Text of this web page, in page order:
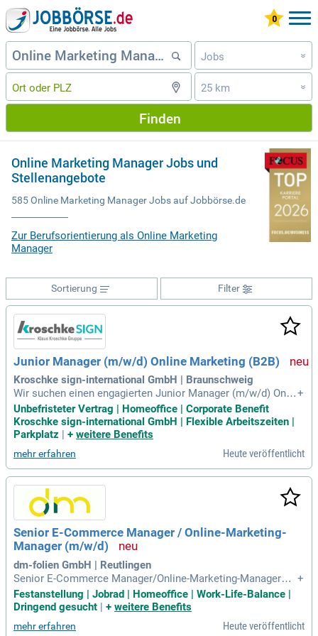
Jobs »
25 km »
Finden
Online Marketing Manager Jobs und
Stellenangebote
585 Online Marketing Manager Jobs auf Jobbörse.de
Zur Berufsorientierung als Online Marketing
Manager
Filter
Sortierung
Junior Manager (m/w/d) Online Marketing (B2B)
Kroschke sign-international GmbH | Braunschweig
Wir suchen einen engagierten Junior Manager (m/w/d) Onlin
e Marketing in Braunschweig, der unser Team in Vollzeit ver
stärkt. Deine Hauptaufgaben umfassen die Planung und den
Versand zielgerichteter Newsletter sowie automatisierter K
ich. Du konzipierst effektive E-Mail-Marketing-Kampagnen, d
ie die Abverkäufe steigern und die Kundenbindung fördern. D
abei arbeitest Du eng mit dem Vertrieb zusammen, um Mark
eting-Maßnahmen optimal zu gestalten. In Deiner Rolle erst
ellst Du workflows im E-Mail-Marketing-Tool und führst A/B
-Tests durch, um wertvolle Erkenntnisse zu gewinnen. Bewir
b Dich jetzt und gestalte unseren gemeinsamen Erfolg!
+
Unbefristeter Vertrag | Homeoffice | Corporate Benefit
Kroschke sign-international GmbH | Flexible Arbeitszeiten |
Parkplatz
+ weitere Benefits
mehr erfahren Heute veröffentlicht
Senior E-Commerce Manager / Online-Marketing-
Manager (m/w/d)
dm-folien GmbH | Reutlingen
Senior E-Commerce Manager/Online-Marketing-Manager
(m/w/d) in 72770 Reutlingen gesucht! In dieser spannenden
Position übernehmen Sie die Verantwortung für unsere digit
ale Sichtbarkeit und Vermarktung. Sie gestalten das Plattfor
m-Management, optimieren Produktlistings, Pricing und set
+
Festanstellung | Jobrad | Homeoffice | Work-Life-Balance |
Dringend gesucht | + weitere Benefits
mehr erfahren Heute veröffentlicht